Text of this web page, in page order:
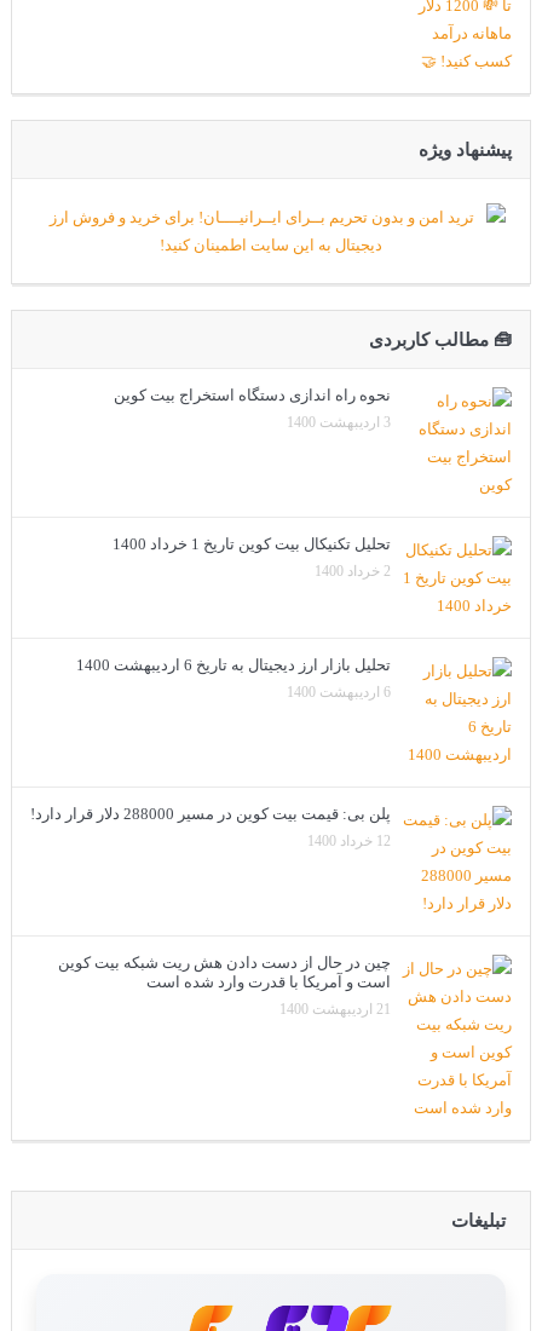
پیشنهاد ویژه
🧰 مطالب کاربردی
نحوه راه اندازی دستگاه استخراج بیت کوین
3 اردیبهشت 1400
تحلیل تکنیکال بیت کوین تاریخ 1 خرداد 1400
2 خرداد 1400
تحلیل بازار ارز دیجیتال به تاریخ 6 اردیبهشت 1400
6 اردیبهشت 1400
پلن بی: قیمت بیت کوین در مسیر 288000 دلار قرار دارد!
12 خرداد 1400
چین در حال از دست دادن هش ریت شبکه بیت کوین
است و آمریکا با قدرت وارد شده است
21 اردیبهشت 1400
تبلیغات